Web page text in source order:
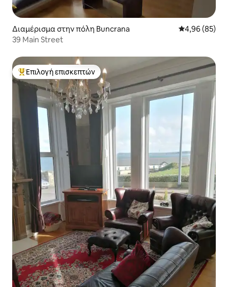
Διαμέρισμα στην πόλη Buncrana Μέση
4,96 (85)
39 Main Street
Κορυφαία επιλογή επισκεπτών
Επιλογή επισκεπτών